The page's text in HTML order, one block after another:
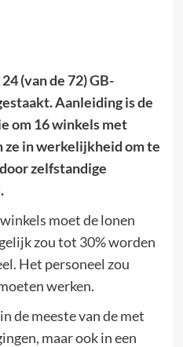
(van de 72) GB-
Aanleiding is de
om 16 winkels met
in werkelijkheid om te
zelfstandige
moet de lonen
zou tot 30% worden
Het personeel zou
werken.
de meeste van de met
maar ook in een